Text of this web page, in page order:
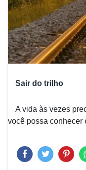
Sair do trilho
A vida às vezes
você possa conhecer